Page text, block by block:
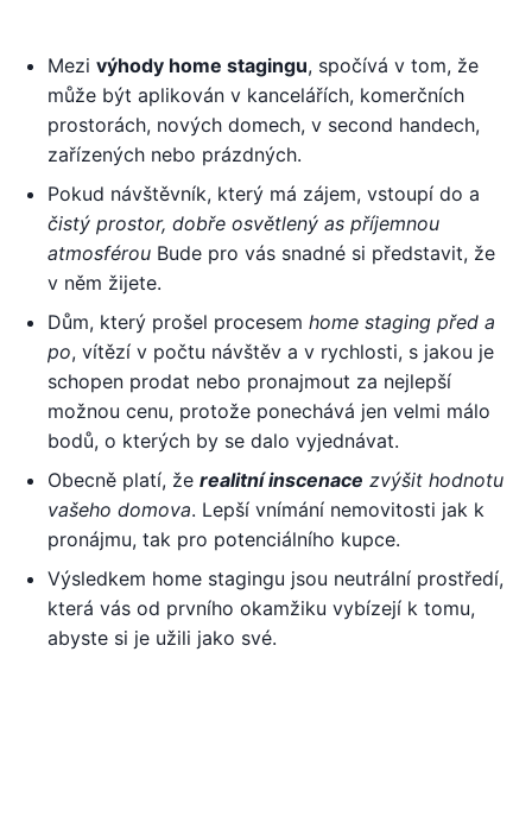
Mezi výhody home stagingu, spočívá v tom, že
může být aplikován v kancelářích, komerčních
prostorách, nových domech, v second handech,
zařízených nebo prázdných.
Pokud návštěvník, který má zájem, vstoupí do a
čistý prostor, dobře osvětlený as příjemnou
atmosférou Bude pro vás snadné si představit, že
v něm žijete.
Dům, který prošel procesem home staging před a
po, vítězí v počtu návštěv a v rychlosti, s jakou je
schopen prodat nebo pronajmout za nejlepší
možnou cenu, protože ponechává jen velmi málo
bodů, o kterých by se dalo vyjednávat.
Obecně platí, že realitní inscenace zvýšit hodnotu
vašeho domova. Lepší vnímání nemovitosti jak k
pronájmu, tak pro potenciálního kupce.
Výsledkem home stagingu jsou neutrální prostředí,
která vás od prvního okamžiku vybízejí k tomu,
abyste si je užili jako své.